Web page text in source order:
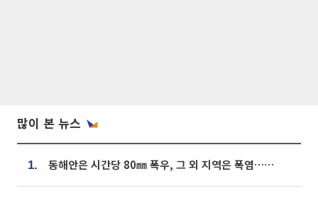
많이 본 뉴스
1. 동해안은 시간당 80㎜ 폭우, 그 외 지역은 폭염…‘극과 극 날씨’